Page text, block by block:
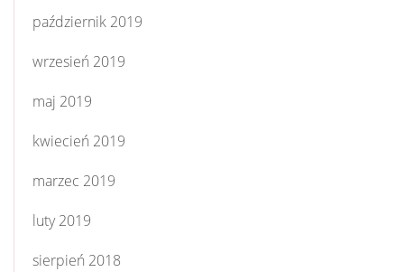
październik 2019
wrzesień 2019
maj 2019
kwiecień 2019
marzec 2019
luty 2019
sierpień 2018